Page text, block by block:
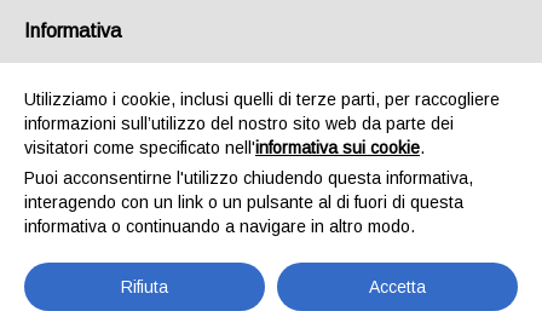
ESAMI
Informativa
Utilizziamo i cookie, inclusi quelli di terze parti, per raccogliere
informazioni sull’utilizzo del nostro sito web da parte dei
visitatori come specificato nell'informativa sui cookie.
Puoi acconsentirne l'utilizzo chiudendo questa informativa,
interagendo con un link o un pulsante al di fuori di questa
informativa o continuando a navigare in altro modo.
Rifiuta Accetta